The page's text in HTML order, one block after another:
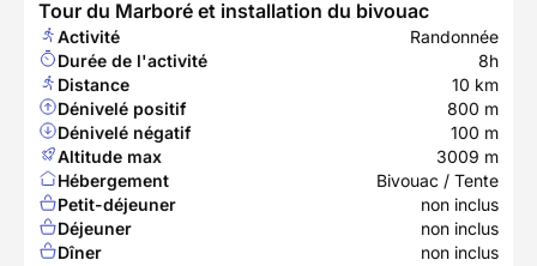
Tour du Marboré et installation du bivouac
Activité
Randonnée
Durée de l'activité
8h
Distance
10 km
Dénivelé positif
800 m
Dénivelé négatif
100 m
Altitude max
3009 m
Hébergement
Bivouac / Tente
Petit-déjeuner
non inclus
Déjeuner
non inclus
Dîner
non inclus